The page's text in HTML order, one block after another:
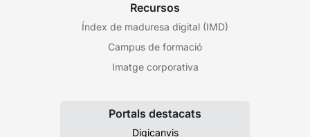
Recursos
Índex de maduresa digital (IMD)
Campus de formació
Imatge corporativa
Portals destacats
Digicanvis